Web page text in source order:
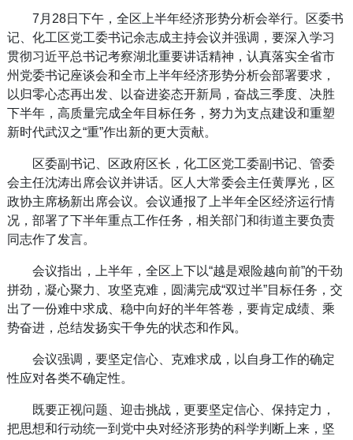
7月28日下午，全区上半年经济形势分析会举行。区委书
记、化工区党工委书记余志成主持会议并强调，要深入学习
贯彻习近平总书记考察湖北重要讲话精神，认真落实全省市
州党委书记座谈会和全市上半年经济形势分析会部署要求，
以归零心态再出发、以奋进姿态开新局，奋战三季度、决胜
下半年，高质量完成全年目标任务，努力为支点建设和重塑
新时代武汉之“重”作出新的更大贡献。
区委副书记、区政府区长，化工区党工委副书记、管委
会主任沈涛出席会议并讲话。区人大常委会主任黄厚光，区
政协主席杨新出席会议。会议通报了上半年全区经济运行情
况，部署了下半年重点工作任务，相关部门和街道主要负责
同志作了发言。
会议指出，上半年，全区上下以“越是艰险越向前”的干劲
拼劲，凝心聚力、攻坚克难，圆满完成“双过半”目标任务，交
出了一份难中求成、稳中向好的半年答卷，要肯定成绩、乘
势奋进，总结发扬实干争先的状态和作风。
会议强调，要坚定信心、克难求成，以自身工作的确定
性应对各类不确定性。
既要正视问题、迎击挑战，更要坚定信心、保持定力，
把思想和行动统一到党中央对经济形势的科学判断上来，坚